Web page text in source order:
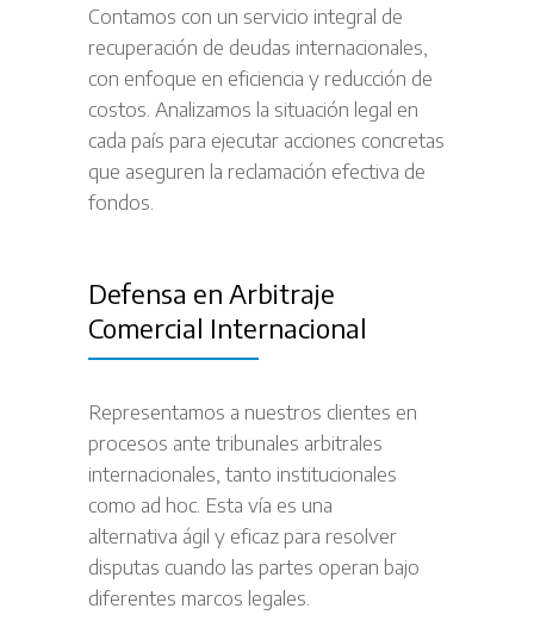
Contamos con un servicio integral de
recuperación de deudas internacionales,
con enfoque en eficiencia y reducción de
costos. Analizamos la situación legal en
cada país para ejecutar acciones concretas
que aseguren la reclamación efectiva de
fondos.
Defensa en Arbitraje
Comercial Internacional
Representamos a nuestros clientes en
procesos ante tribunales arbitrales
internacionales, tanto institucionales
como ad hoc. Esta vía es una
alternativa ágil y eficaz para resolver
disputas cuando las partes operan bajo
diferentes marcos legales.